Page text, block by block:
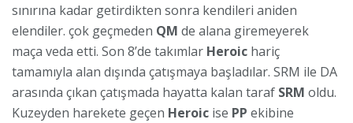
sınırına kadar getirdikten sonra kendileri aniden
elendiler. çok geçmeden QM de alana giremeyerek
maça veda etti. Son 8’de takımlar Heroic hariç
tamamıyla alan dışında çatışmaya başladılar. SRM ile DA
arasında çıkan çatışmada hayatta kalan taraf SRM oldu.
Kuzeyden harekete geçen Heroic ise PP ekibine